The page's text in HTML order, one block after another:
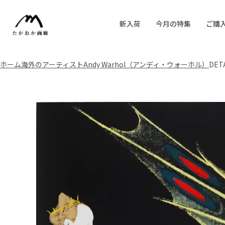
新入荷 今月の特集 ご購
ホーム海外のアーティストAndy Warhol（アンディ・ウォーホル）